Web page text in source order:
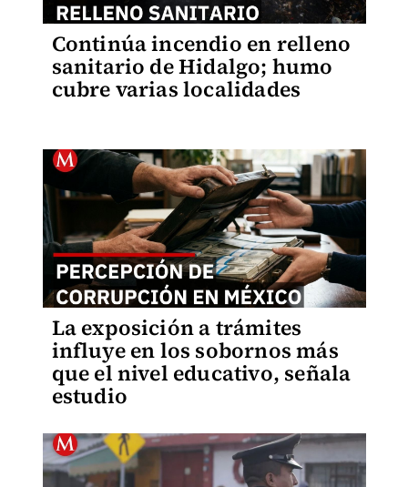
Continúa incendio en relleno
sanitario de Hidalgo; humo
cubre varias localidades
La exposición a trámites
influye en los sobornos más
que el nivel educativo, señala
estudio